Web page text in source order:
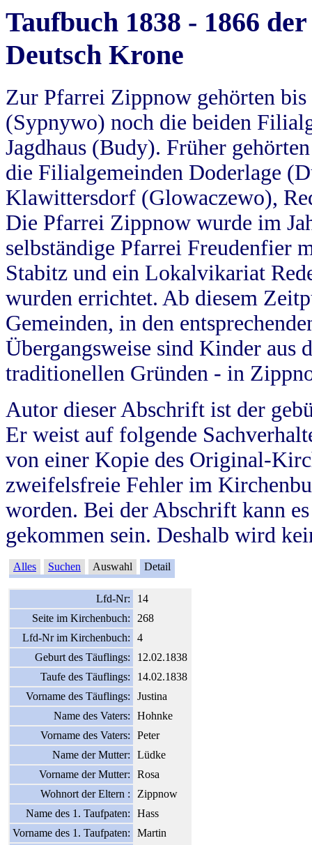
Taufbuch 1838 - 1866
Deutsch Krone
Zur Pfarrei Zippnow gehörten
(Sypnywo) noch die beiden
Jagdhaus (Budy). Früher
die Filialgemeinden Doderlage
Klawittersdorf (Glowaczewo),
Die Pfarrei Zippnow wurde im
selbständige Pfarrei Freudenfier
Stabitz und ein Lokalvikariat
wurden errichtet. Ab diesem
Gemeinden, in den
Übergangsweise sind Kinder aus
traditionellen Gründen - in
Autor dieser Abschrift ist der
Er weist auf folgende
von einer Kopie des Original-
zweifelsfreie Fehler im
worden. Bei der Abschrift kann
gekommen sein. Deshalb wird
Alles Suchen Auswahl Detail
Lfd-Nr:
14
Seite im Kirchenbuch:
268
Lfd-Nr im Kirchenbuch:
4
Geburt des Täuflings:
12.02.1838
Taufe des Täuflings:
14.02.1838
Vorname des Täuflings:
Justina
Name des Vaters:
Hohnke
Vorname des Vaters:
Peter
Name der Mutter:
Lüdke
Vorname der Mutter:
Rosa
Wohnort der Eltern :
Zippnow
Name des 1. Taufpaten:
Hass
Vorname des 1. Taufpaten:
Martin